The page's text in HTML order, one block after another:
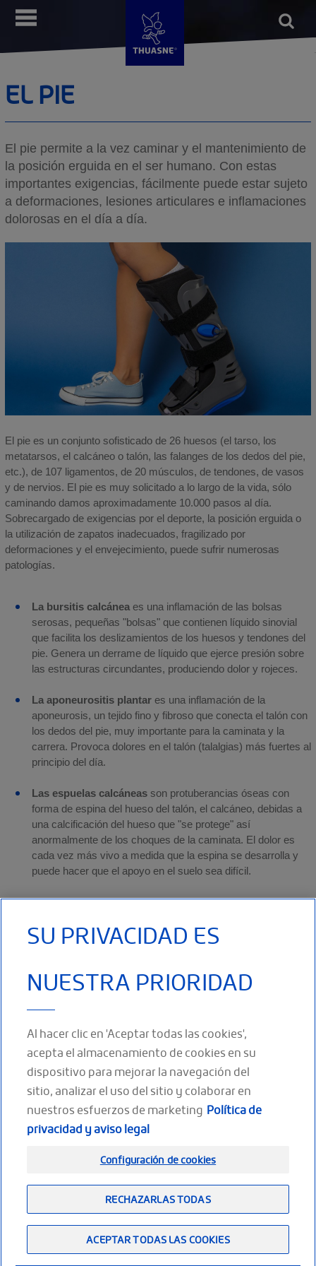
Pasar
Open
form Menú
EL PIE
El pie permite a la vez caminar y el mantenimiento de
la posición erguida en el ser humano. Con estas
importantes exigencias, fácilmente puede estar sujeto
a deformaciones, lesiones articulares e inflamaciones
dolorosas en el día a día.
El pie es un conjunto sofisticado de 26 huesos (el tarso, los
metatarsos, el calcáneo o talón, las falanges de los dedos del pie,
etc.), de 107 ligamentos, de 20 músculos, de tendones, de vasos
y de nervios. El pie es muy solicitado a lo largo de la vida, sólo
caminando damos aproximadamente 10.000 pasos al día.
Sobrecargado de exigencias por el deporte, la posición erguida o
la utilización de zapatos inadecuados, fragilizado por
deformaciones y el envejecimiento, puede sufrir numerosas
patologías.
La bursitis calcánea es una inflamación de las bolsas
serosas, pequeñas "bolsas" que contienen líquido sinovial
que facilita los deslizamientos de los huesos y tendones del
pie. Genera un derrame de líquido que ejerce presión sobre
las estructuras circundantes, produciendo dolor y rojeces.
La aponeurositis plantar es una inflamación de la
aponeurosis, un tejido fino y fibroso que conecta el talón con
los dedos del pie, muy importante para la caminata y la
carrera. Provoca dolores en el talón (talalgias) más fuertes al
principio del día.
Las espuelas calcáneas son protuberancias óseas con
forma de espina del hueso del talón, el calcáneo, debidas a
una calcificación del hueso que "se protege" así
anormalmente de los choques de la caminata. El dolor es
cada vez más vivo a medida que la espina se desarrolla y
puede hacer que el apoyo en el suelo sea difícil.
Las metatarsalgiasson dolores en los metatarsos que se
delantera del pie. Proceden de un exceso de tensión
Los tratamientos para comenzar con buen pie
medicamentos analgésicos y antiinflamatorios, la utilización de
zapatos adaptados, la utilización de plantillas y taloneras, así
como, reposo y rehabilitación.
SÍGUENOS
Contáctenos Menciones legales
Plano del sitio
Unirse a nosotros
thuasne.com
SU PRIVACIDAD ES
NUESTRA PRIORIDAD
Al hacer clic en 'Aceptar todas las cookies',
acepta el almacenamiento de cookies en su
dispositivo para mejorar la navegación del
sitio, analizar el uso del sitio y colaborar en
nuestros esfuerzos de marketing Política de
privacidad y aviso legal
Configuración de cookies
RECHAZARLAS TODAS
ACEPTAR TODAS LAS COOKIES